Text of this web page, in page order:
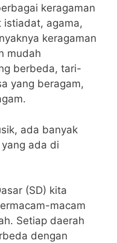
keragaman
istiadat, agama,
keragaman
mudah
berbeda, tari-
yang beragam,
ada banyak
ada di
(SD) kita
macam
Setiap daerah
dengan